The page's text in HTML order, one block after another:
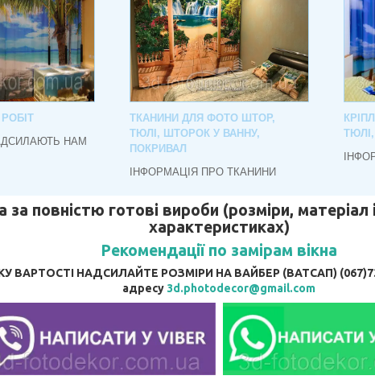
НАМ
ТКАНИНИ ДЛЯ ФОТО ШТОР,
ТЮЛІ, ШТОРОК У ВАННУ,
ПОКРИВАЛ
ІНФОРМАЦІЯ ПРО ТКАНИНИ
за повністю готові вироби (розміри, матеріал
характеристиках)
Рекомендації по замірам вікна
ВАРТОСТІ НАДСИЛАЙТЕ РОЗМІРИ НА ВАЙБЕР (ВАТСАП)
адресу 3d.photodecor@gmail.com